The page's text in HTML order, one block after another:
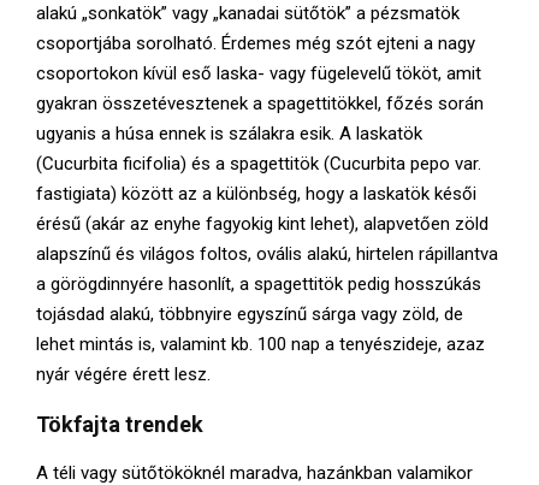
alakú „sonkatök” vagy „kanadai sütőtök” a pézsmatök
csoportjába sorolható. Érdemes még szót ejteni a nagy
csoportokon kívül eső laska- vagy fügelevelű tököt, amit
gyakran összetévesztenek a spagettitökkel, főzés során
ugyanis a húsa ennek is szálakra esik. A laskatök
(Cucurbita ficifolia) és a spagettitök (Cucurbita pepo var.
fastigiata) között az a különbség, hogy a laskatök késői
érésű (akár az enyhe fagyokig kint lehet), alapvetően zöld
alapszínű és világos foltos, ovális alakú, hirtelen rápillantva
a görögdinnyére hasonlít, a spagettitök pedig hosszúkás
tojásdad alakú, többnyire egyszínű sárga vagy zöld, de
lehet mintás is, valamint kb. 100 nap a tenyészideje, azaz
nyár végére érett lesz.
Tökfajta trendek
A téli vagy sütőtököknél maradva, hazánkban valamikor